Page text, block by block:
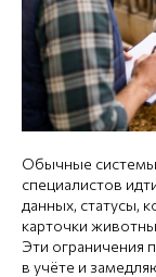
Обычные системы
специалистов
данных, статусы,
карточки
Эти ограничения
в учёте и